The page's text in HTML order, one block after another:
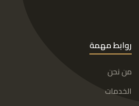
روابط مهمة
من نحن
الخدمات